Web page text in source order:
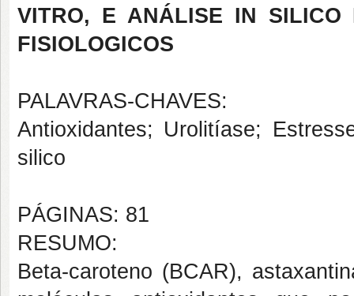
VITRO, E ANÁLISE IN SILICO
FISIOLOGICOS
PALAVRAS-CHAVES:
Antioxidantes; Urolitíase;
silico
PÁGINAS: 81
RESUMO:
Beta-caroteno (BCAR),